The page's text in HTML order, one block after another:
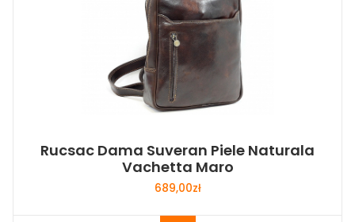
Rucsac Dama Suveran Piele Naturala
Vachetta Maro
689,00zł